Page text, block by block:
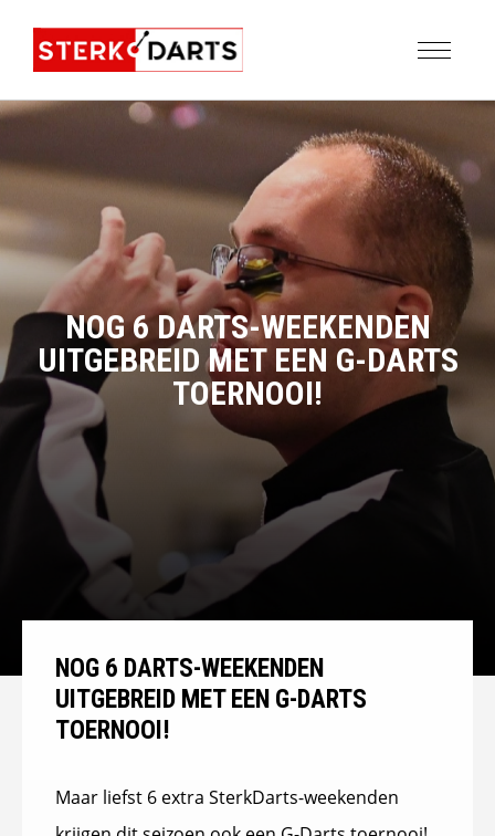
NOG 6 DARTS-WEEKENDEN
UITGEBREID MET EEN G-DARTS
TOERNOOI!
NOG 6 DARTS-WEEKENDEN
UITGEBREID MET EEN G-DARTS
TOERNOOI!
Maar liefst 6 extra SterkDarts-weekenden